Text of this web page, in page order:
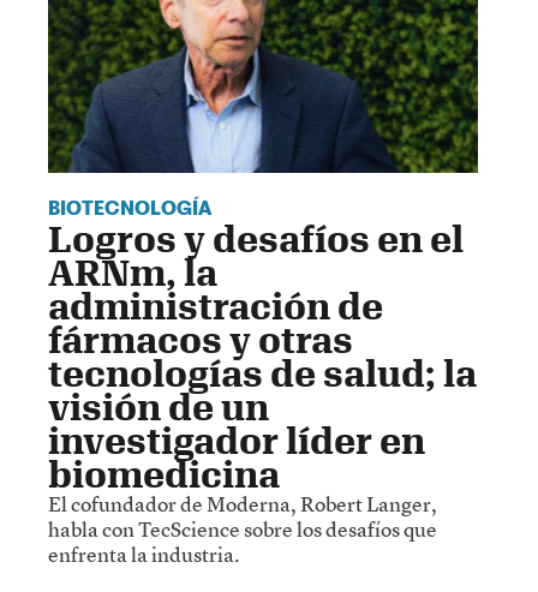
BIOTECNOLOGÍA
Logros y desafíos en el
ARNm, la
administración de
fármacos y otras
tecnologías de salud; la
visión de un
investigador líder en
biomedicina
El cofundador de Moderna, Robert Langer,
habla con TecScience sobre los desafíos que
enfrenta la industria.